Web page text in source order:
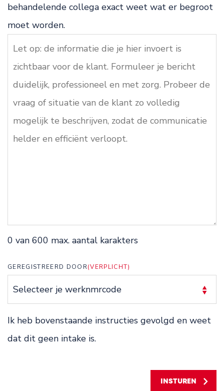
behandelende collega exact weet wat er begroot
moet worden.
0 van 600 max. aantal karakters
GEREGISTREERD DOOR(VERPLICHT)
Ik heb bovenstaande instructies gevolgd en weet
dat dit geen intake is.
INSTUREN